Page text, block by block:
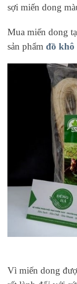
sợi miến dong
Mua miến dong
sản phẩm đồ khô
Vì miến dong